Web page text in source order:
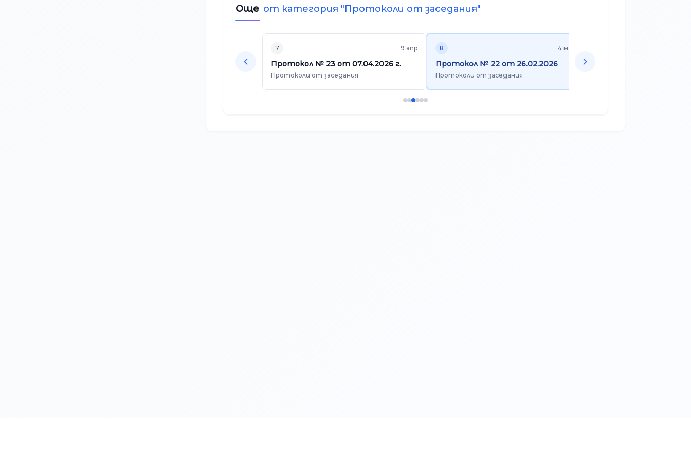
Още от категория "Протоколи от заседания"
7 9 апр
Протокол № 23 от 07.04.2026 г.
Протоколи от заседания
8 4 март
Протокол № 22 от 26.02.2026
Протоколи от заседания